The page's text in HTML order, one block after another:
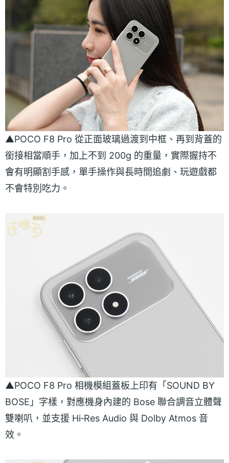
▲POCO F8 Pro 從正面玻璃過渡到中框、再到背蓋的
銜接相當順手，加上不到 200g 的重量，實際握持不
會有明顯割手感，單手操作與長時間追劇、玩遊戲都
不會特別吃力。
▲POCO F8 Pro 相機模組蓋板上印有「SOUND BY
BOSE」字樣，對應機身內建的 Bose 聯合調音立體聲
雙喇叭，並支援 Hi‑Res Audio 與 Dolby Atmos 音
效。